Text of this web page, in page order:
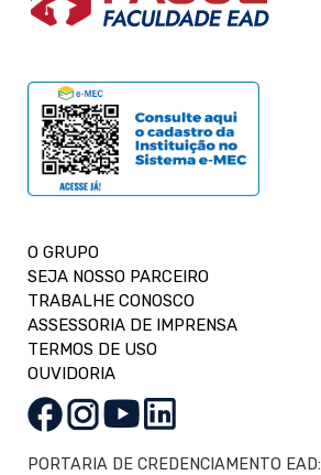
O GRUPO
SEJA NOSSO PARCEIRO
TRABALHE CONOSCO
ASSESSORIA DE IMPRENSA
TERMOS DE USO
OUVIDORIA
PORTARIA DE CREDENCIAMENTO EAD: